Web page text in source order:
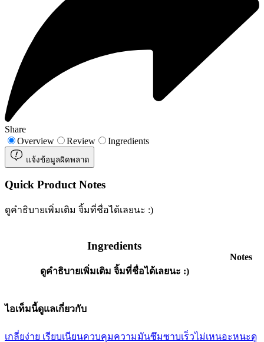
Share
Overview
Review Ingredients
แจ้งข้อมูลผิดพลาด
Quick Product Notes
ดูคำธิบายเพิ่มเติม จิ้มที่ชื่อได้เลยนะ :)
Ingredients
ดูคำธิบายเพิ่มเติม จิ้มที่ชื่อได้เลยนะ :)
Notes
ไอเท็มนี้ดูแลเกี่ยวกับ
เกลี่ยง่าย เรียบเนียนควบคุมความมันซึมซาบเร็วไม่เหนอะหนะดู